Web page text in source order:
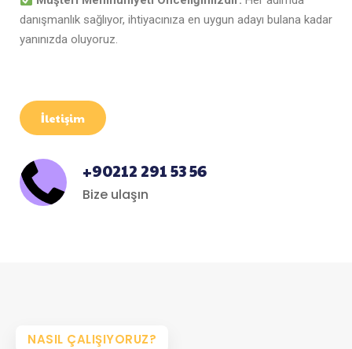
danışmanlık sağlıyor, ihtiyacınıza en uygun adayı bulana kadar
yanınızda oluyoruz.
İletişim
+90212 291 53 56
Bize ulaşın
NASIL ÇALIŞIYORUZ?